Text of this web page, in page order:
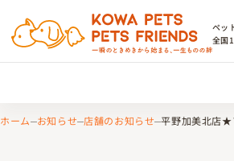
ペッ
全国
ホーム お知らせ 店舗のお知らせ 平野加美北店